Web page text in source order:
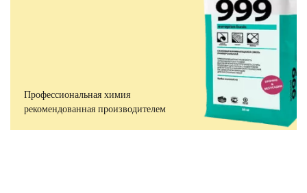
Профессиональная химия
рекомендованная производителем